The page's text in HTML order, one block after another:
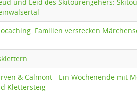
und Leid des Skitourengehers:
Familien verstecken
& Calmont - Ein Wochenende mit
Klettersteig